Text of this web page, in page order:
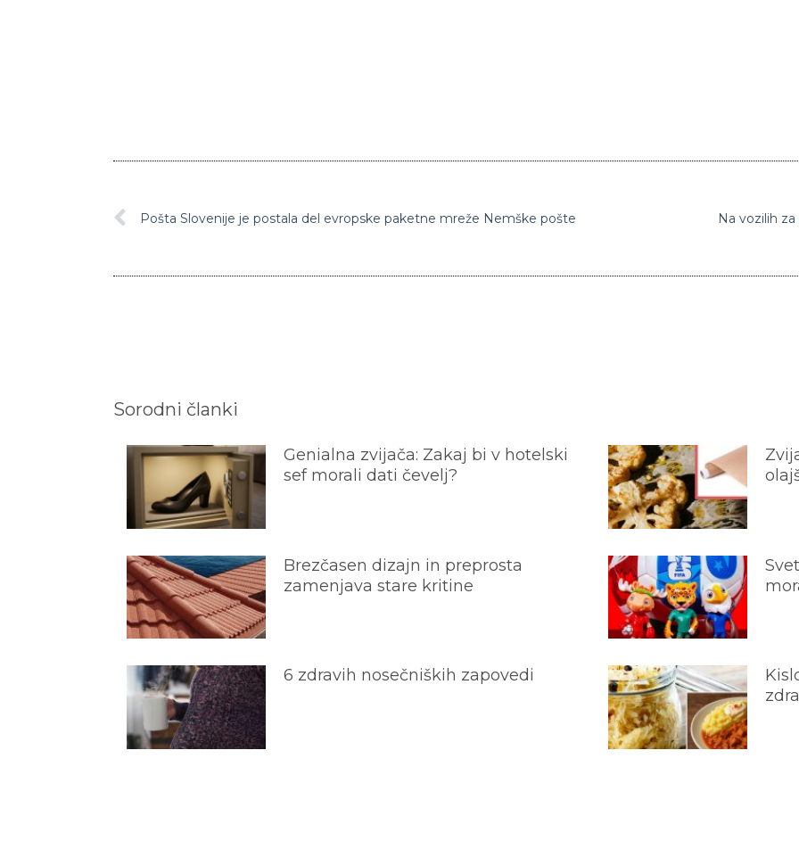
Pošta Slovenije je postala del evropske paketne mreže Nemške pošte Na vozilih
Sorodni članki
Genialna zvijača: Zakaj bi v hotelski
sef morali dati čevelj?
Brezčasen dizajn in preprosta
zamenjava stare kritine
6 zdravih nosečniških zapovedi